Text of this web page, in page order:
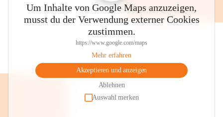
Um Inhalte von Google Maps anzuzeigen,
musst du der Verwendung externer Cookies
zustimmen.
https://www.google.com/maps
Mehr erfahren
Akzeptieren und anzeigen
Ablehnen
Auswahl merken